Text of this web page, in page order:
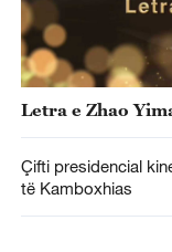
Letra e Zhao
Çifti presidencial
të Kamboxhias